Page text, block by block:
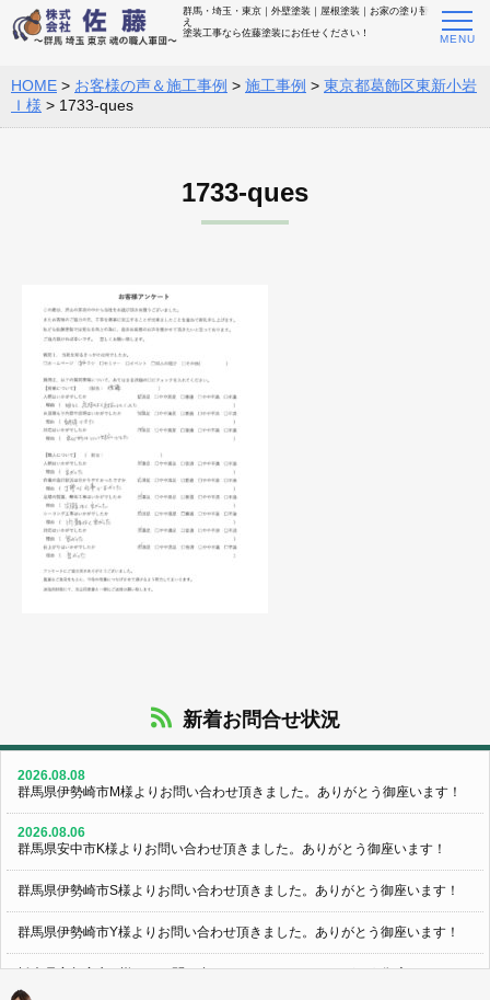
群馬・埼玉・東京｜外壁塗装｜屋根塗装｜お家の塗り替
え
塗装工事なら佐藤塗装にお任せください！
HOME > お客様の声＆施工事例 > 施工事例 > 東京都葛飾区東新小岩
Ｉ様 > 1733-ques
1733-ques
新着お問合せ状況
2026.08.08
群馬県伊勢崎市M様よりお問い合わせ頂きました。ありがとう御座います！
2026.08.06
群馬県安中市K様よりお問い合わせ頂きました。ありがとう御座います！
群馬県伊勢崎市S様よりお問い合わせ頂きました。ありがとう御座います！
群馬県伊勢崎市Y様よりお問い合わせ頂きました。ありがとう御座います！
栃木県宇都宮市U様よりお問い合わせ頂きました。ありがとう御座います！